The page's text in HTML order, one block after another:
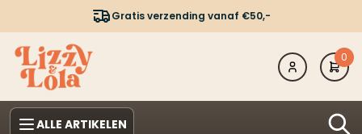
Gratis verzending vanaf €50,-
0
ALLE ARTIKELEN